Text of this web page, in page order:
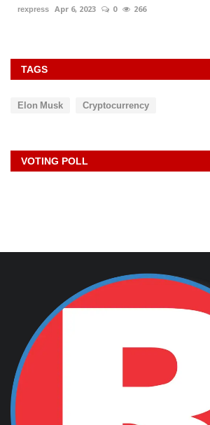
rexpress Apr 6, 2023 0 266
TAGS
Elon Musk Cryptocurrency
VOTING POLL